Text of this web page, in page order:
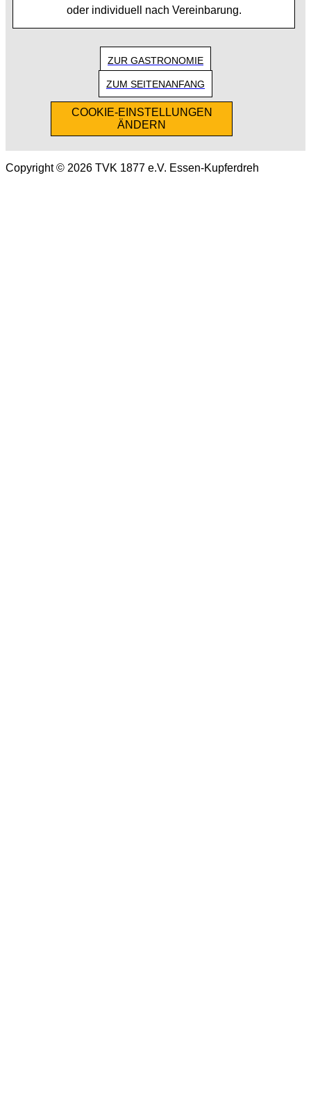
oder individuell nach Vereinbarung.
ZUR GASTRONOMIE
ZUM SEITENANFANG
COOKIE-EINSTELLUNGEN
ÄNDERN
Copyright © 2026 TVK 1877 e.V. Essen-Kupferdreh